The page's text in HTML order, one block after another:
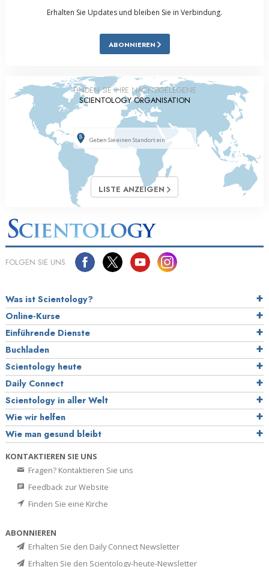
Erhalten Sie Updates und bleiben Sie in Verbindung.
ABONNIEREN
FINDEN SIE IHRE NÄCHSTGELEGENE
SCIENTOLOGY ORGANISATION
LISTE ANZEIGEN
FOLGEN SIE UNS
Was ist Scientology?
Online-Kurse
Einführende Dienste
Buchladen
Scientology heute
Daily Connect
Scientology in aller Welt
Wie wir helfen
Wie man gesund bleibt
KONTAKTIEREN SIE UNS
Fragen? Kontaktieren Sie uns
Feedback zur Website
Finden Sie eine Kirche
ABONNIEREN
Erhalten Sie den Daily Connect Newsletter
Erhalten Sie den Scientology-heute-Newsletter